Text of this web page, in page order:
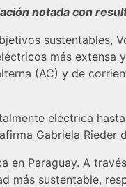
notada con
sustentables,
más extensa
(AC) y de
eléctrica
Gabriela Rieder
en Paraguay. A
más sustentable,